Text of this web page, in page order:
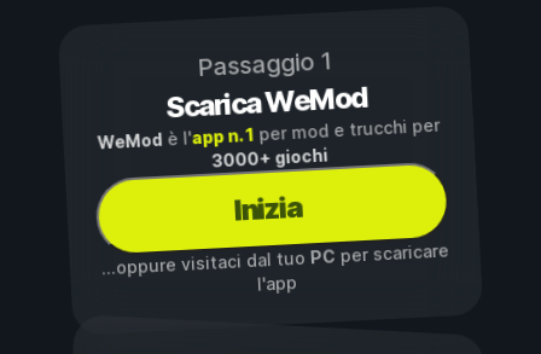
Passaggio 1
Scarica WeMod
WeMod è l'app n. 1per mod e trucchi per
3000+ giochi
Inizia
...oppure visitaci dal tuoPC per scaricare
l'app